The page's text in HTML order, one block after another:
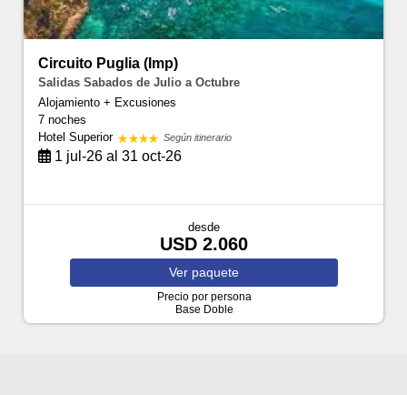
Circuito Puglia (Imp)
Salidas Sabados de Julio a Octubre
Alojamiento + Excusiones
7 noches
Hotel Superior
Según itinerario
1 jul-26 al 31 oct-26
desde
USD 2.060
Ver paquete
Precio por persona
Base Doble